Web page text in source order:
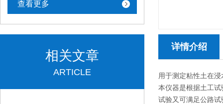
查看更多
相关文章
ARTICLE
详情介绍
用于测定粘性土在
本仪器是根据土工
试验又可满足公路